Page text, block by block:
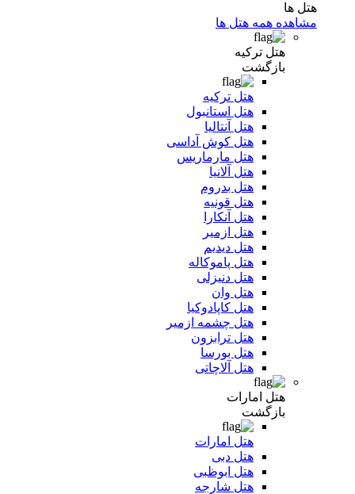
هتل ها
مشاهده همه هتل ها
هتل ترکیه
بازگشت
هتل ترکیه
هتل استانبول
هتل آنتالیا
هتل کوش آداسی
هتل مارماریس
هتل آلانیا
هتل بدروم
هتل قونیه
هتل آنکارا
هتل ازمیر
هتل دیدیم
هتل پاموکاله
هتل دنیزلی
هتل وان
هتل کاپادوکیا
هتل چشمه ازمیر
هتل ترابزون
هتل بورسا
هتل آلاچاتی
هتل امارات
بازگشت
هتل امارات
هتل دبی
هتل ابوظبی
هتل شارجه